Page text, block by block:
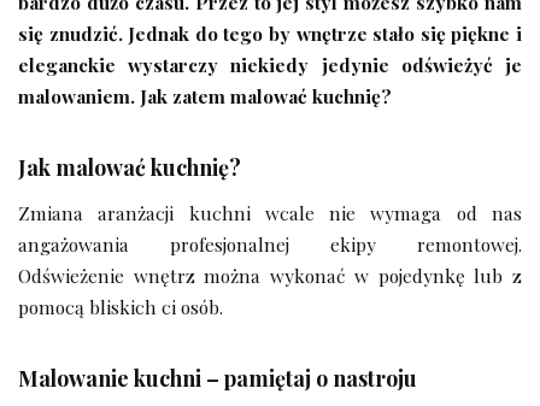
się znudzić. Jednak do tego by wnętrze stało się piękne i
eleganckie wystarczy niekiedy jedynie odświeżyć je
malowaniem. Jak zatem malować kuchnię?
Jak malować kuchnię?
Zmiana aranżacji kuchni wcale nie wymaga od nas
angażowania profesjonalnej ekipy remontowej.
Odświeżenie wnętrz można wykonać w pojedynkę lub z
pomocą bliskich ci osób.
Malowanie kuchni – pamiętaj o nastroju